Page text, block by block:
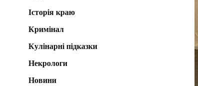
Історія краю
Кримінал
Кулінарні підказки
Некрологи
Новини